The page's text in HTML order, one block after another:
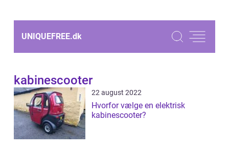
UNIQUEFREE.dk
kabinescooter
22 august 2022
Hvorfor vælge en elektrisk
kabinescooter?